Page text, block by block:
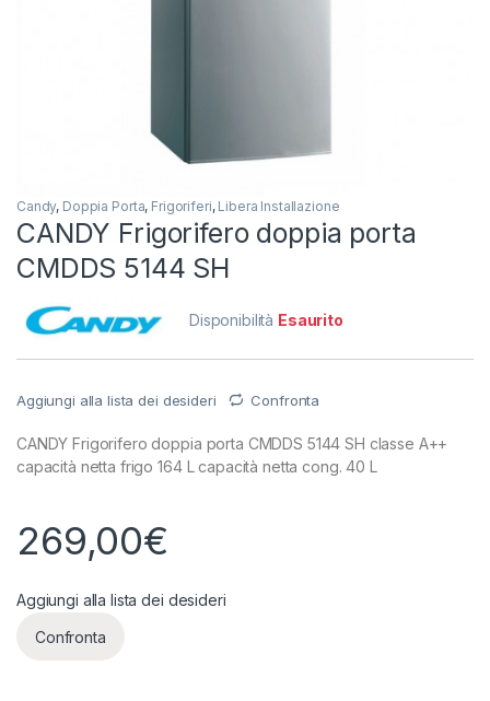
Candy, Doppia Porta, Frigoriferi, Libera Installazione
CANDY Frigorifero doppia porta
CMDDS 5144 SH
Disponibilità Esaurito
Aggiungi alla lista dei desideri Confronta
CANDY Frigorifero doppia porta CMDDS 5144 SH classe A++
capacità netta frigo 164 L capacità netta cong. 40 L
269,00€
Aggiungi alla lista dei desideri
Confronta